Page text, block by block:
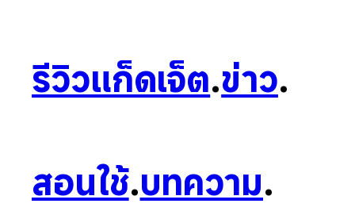
รีวิวแก็ดเจ็ต.ข่าว.
สอนใช้.บทความ.